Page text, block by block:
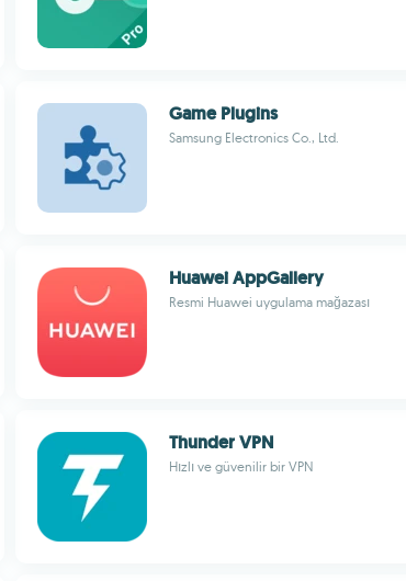
Game Plugins
Samsung Electronics Co., Ltd.
Huawei AppGallery
Resmi Huawei uygulama mağazası
Thunder VPN
Hızlı ve güvenilir bir VPN